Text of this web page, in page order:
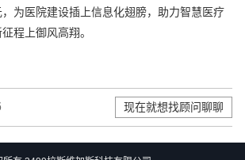
为医院建设插上信息化翅膀，助力智慧医疗
程上御风高翔。
现在就想找顾问聊聊